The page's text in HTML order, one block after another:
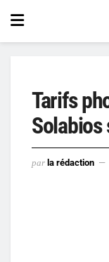
Tarifs
par la rédaction